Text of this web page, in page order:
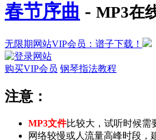
春节序曲 - MP3在
无限期网站VIP会员：谱子下载！
购买VIP会员 钢琴指法教程
注意：
MP3文件比较大，试听时候需
网络较慢或人流量高峰时段，